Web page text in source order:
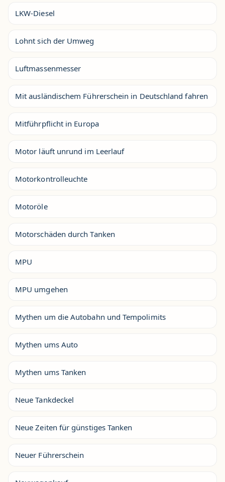
LKW-Diesel
Lohnt sich der Umweg
Luftmassenmesser
Mit ausländischem Führerschein in Deutschland fahren
Mitführpflicht in Europa
Motor läuft unrund im Leerlauf
Motorkontrolleuchte
Motoröle
Motorschäden durch Tanken
MPU
MPU umgehen
Mythen um die Autobahn und Tempolimits
Mythen ums Auto
Mythen ums Tanken
Neue Tankdeckel
Neue Zeiten für günstiges Tanken
Neuer Führerschein